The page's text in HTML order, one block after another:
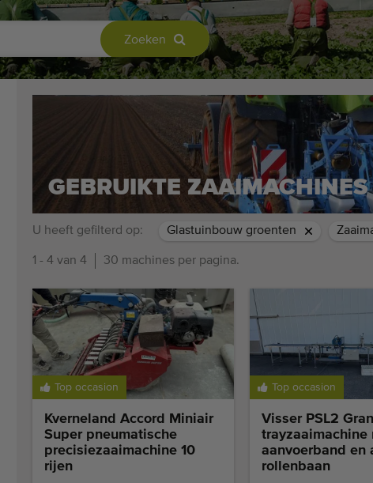
Zoeken
GEBRUIKTE ZAAIMACHINES
U heeft gefilterd op: Glastuinbouw groenten
1 - 4 van 4 30 machines per pagina.
Top occasion
Kverneland Accord Miniair
Super pneumatische
precisiezaaimachine 10
rijen
Top occasion
Visser PSL2
trayzaaimachine
aanvoerband en
rollenbaan